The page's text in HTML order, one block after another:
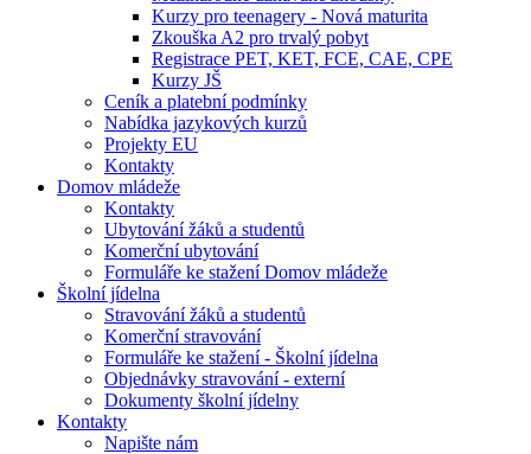
Kurzy pro teenagery - Nová maturita
Zkouška A2 pro trvalý pobyt
Registrace PET, KET, FCE, CAE, CPE
Kurzy JŠ
Ceník a platební podmínky
Nabídka jazykových kurzů
Projekty EU
Kontakty
Domov mládeže
Kontakty
Ubytování žáků a studentů
Komerční ubytování
Formuláře ke stažení Domov mládeže
Školní jídelna
Stravování žáků a studentů
Komerční stravování
Formuláře ke stažení - Školní jídelna
Objednávky stravování - externí
Dokumenty školní jídelny
Kontakty
Napište nám